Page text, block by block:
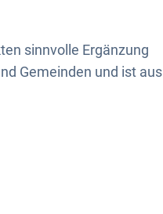
sinnvolle Ergänzung
Gemeinden und ist aus